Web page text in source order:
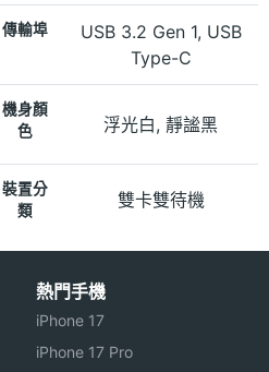
傳輸埠
USB 3.2 Gen 1, USB
Type-C
機身顏
色
浮光白, 靜謐黑
裝置分
類
雙卡雙待機
熱門手機
iPhone 17
iPhone 17 Pro